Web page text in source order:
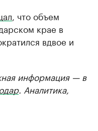
, что объем
крае в
вдвое и
информация — в
. Аналитика,